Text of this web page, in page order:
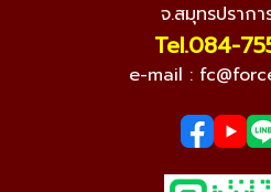
จ.สมุทรปราก
Tel.084-
e-mail :